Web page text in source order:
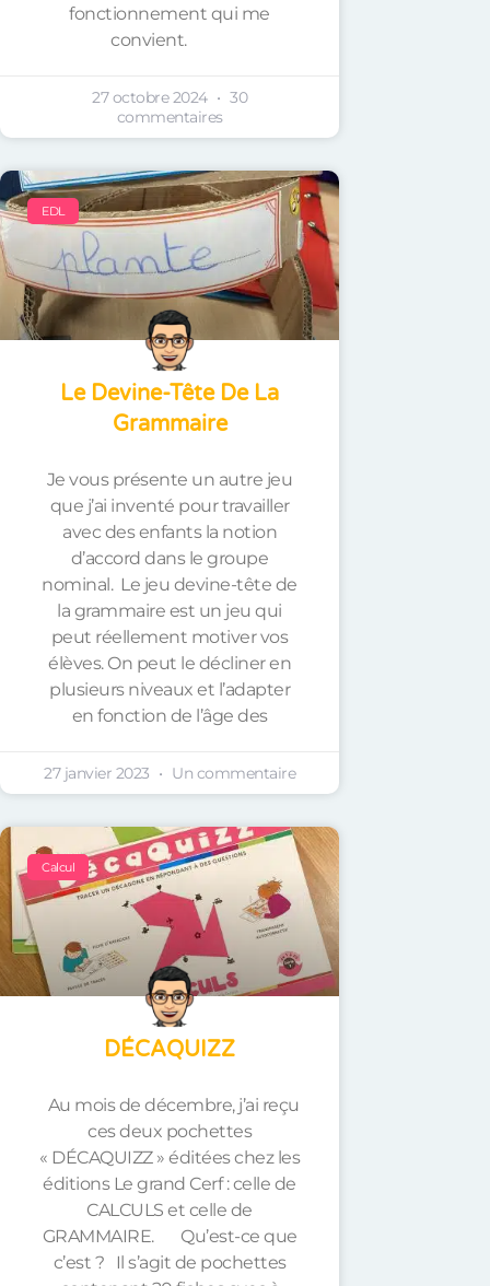
fonctionnement qui me
convient.
27 octobre 2024
30
commentaires
EDL
Le Devine-Tête De La
Grammaire
Je vous présente un autre jeu
que j’ai inventé pour travailler
avec des enfants la notion
d’accord dans le groupe
nominal. Le jeu devine-tête de
la grammaire est un jeu qui
peut réellement motiver vos
élèves. On peut le décliner en
plusieurs niveaux et l’adapter
en fonction de l’âge des
27 janvier 2023 Un commentaire
Calcul
DÉCAQUIZZ
Au mois de décembre, j’ai reçu
ces deux pochettes
« DÉCAQUIZZ » éditées chez les
éditions Le grand Cerf : celle de
CALCULS et celle de
GRAMMAIRE. Qu’est-ce que
c’est ? Il s’agit de pochettes